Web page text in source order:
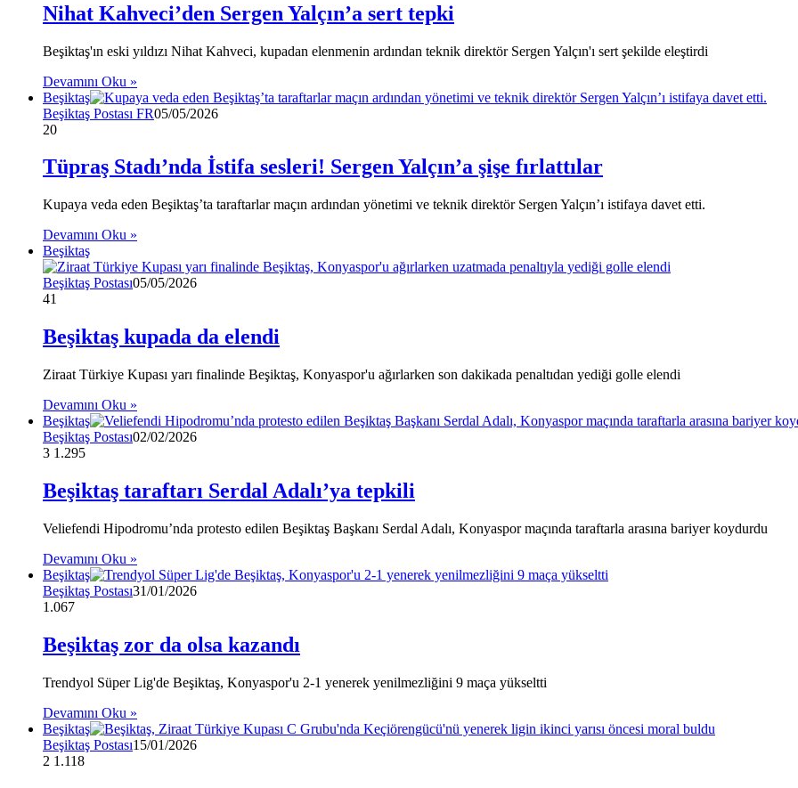
Nihat Kahveci’den Sergen Yalçın’a sert tepki
Beşiktaş'ın eski yıldızı Nihat Kahveci, kupadan elenmenin ardından teknik direktör Sergen Yalçın'ı sert şekilde eleştirdi
Devamını Oku »
Beşiktaş
Beşiktaş Postası FR05/05/2026
20
Tüpraş Stadı’nda İstifa sesleri! Sergen Yalçın’a şişe fırlattılar
Kupaya veda eden Beşiktaş’ta taraftarlar maçın ardından yönetimi ve teknik direktör Sergen Yalçın’ı istifaya davet etti.
Devamını Oku »
Beşiktaş
Beşiktaş Postası05/05/2026
41
Beşiktaş kupada da elendi
Ziraat Türkiye Kupası yarı finalinde Beşiktaş, Konyaspor'u ağırlarken son dakikada penaltıdan yediği golle elendi
Devamını Oku »
Beşiktaş
Beşiktaş Postası02/02/2026
3 1.295
Beşiktaş taraftarı Serdal Adalı’ya tepkili
Veliefendi Hipodromu’nda protesto edilen Beşiktaş Başkanı Serdal Adalı, Konyaspor maçında taraftarla arasına bariyer koydurdu
Devamını Oku »
Beşiktaş
Beşiktaş Postası31/01/2026
1.067
Beşiktaş zor da olsa kazandı
Trendyol Süper Lig'de Beşiktaş, Konyaspor'u 2-1 yenerek yenilmezliğini 9 maça yükseltti
Devamını Oku »
Beşiktaş
Beşiktaş Postası15/01/2026
2 1.118